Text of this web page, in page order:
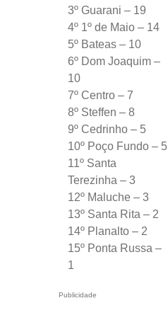
Publicidade
3º Guarani – 19
4º 1º de Maio – 14
5º Bateas – 10
6º Dom Joaquim –
10
7º Centro – 7
8º Steffen – 8
9º Cedrinho – 5
10º Poço Fundo – 5
11º Santa
Terezinha – 3
12º Maluche – 3
13º Santa Rita – 2
14º Planalto – 2
15º Ponta Russa –
1